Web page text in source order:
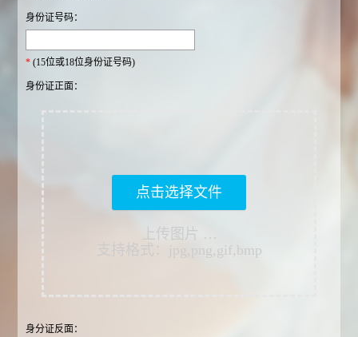
身份证号码：
* (15位或18位身份证号码)
身份证正面：
点击选择文件
上传图片 …
支持格式：jpg,png,gif,bmp
身分证反面：